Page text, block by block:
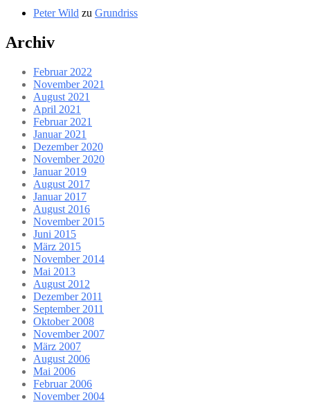
Peter Wild zu Grundriss
Archiv
Februar 2022
November 2021
August 2021
April 2021
Februar 2021
Januar 2021
Dezember 2020
November 2020
Januar 2019
August 2017
Januar 2017
August 2016
November 2015
Juni 2015
März 2015
November 2014
Mai 2013
August 2012
Dezember 2011
September 2011
Oktober 2008
November 2007
März 2007
August 2006
Mai 2006
Februar 2006
November 2004